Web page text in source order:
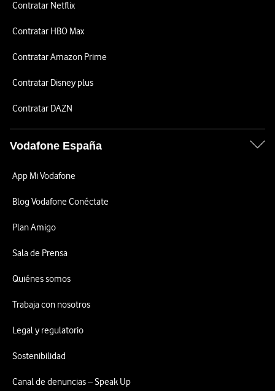
Contratar Netflix
Contratar HBO Max
Contratar Amazon Prime
Contratar Disney plus
Contratar DAZN
Vodafone España
App Mi Vodafone
Blog Vodafone Conéctate
Plan Amigo
Sala de Prensa
Quiénes somos
Trabaja con nosotros
Legal y regulatorio
Sostenibilidad
Canal de denuncias – Speak Up